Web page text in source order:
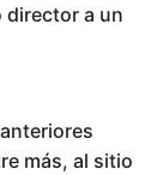
director a un
más, al sitio